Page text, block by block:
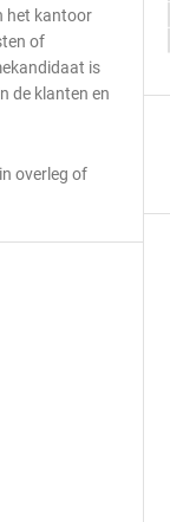
het kantoor
of
is
de klanten en
overleg of